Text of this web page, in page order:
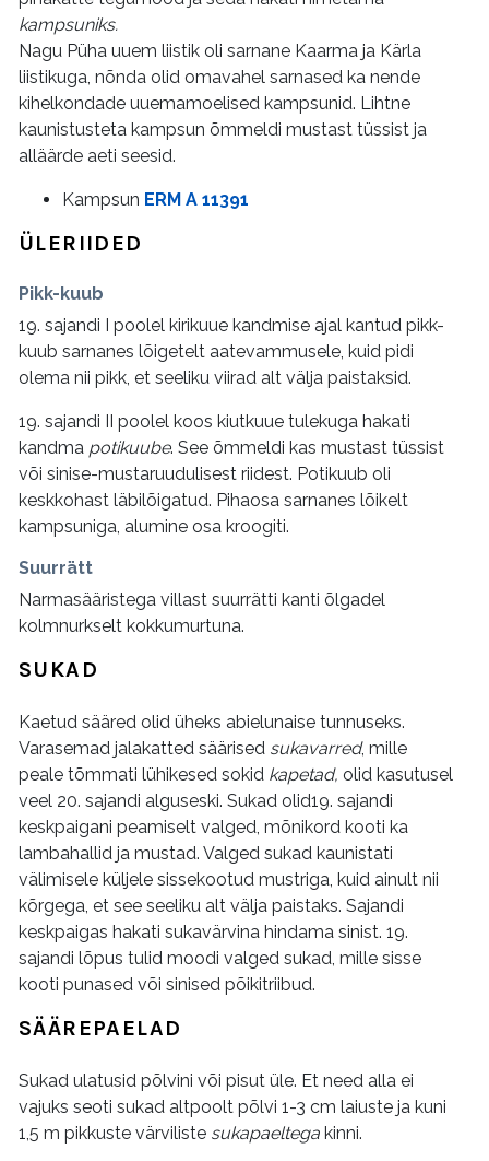
kampsuniks.
Nagu Püha uuem liistik oli sarnane Kaarma ja Kärla
liistikuga, nõnda olid omavahel sarnased ka nende
kihelkondade uuemamoelised kampsunid. Lihtne
kaunistusteta kampsun õmmeldi mustast tüssist ja
alläärde aeti seesid.
Kampsun ERM A 11391
ÜLERIIDED
Pikk-kuub
19. sajandi I poolel kirikuue kandmise ajal kantud pikk-
kuub sarnanes lõigetelt aatevammusele, kuid pidi
olema nii pikk, et seeliku viirad alt välja paistaksid.
19. sajandi II poolel koos kiutkuue tulekuga hakati
kandma potikuube. See õmmeldi kas mustast tüssist
või sinise-mustaruudulisest riidest. Potikuub oli
keskkohast läbilõigatud. Pihaosa sarnanes lõikelt
kampsuniga, alumine osa kroogiti.
Suurrätt
Narmasääristega villast suurrätti kanti õlgadel
kolmnurkselt kokkumurtuna.
SUKAD
Kaetud sääred olid üheks abielunaise tunnuseks.
Varasemad jalakatted säärised sukavarred, mille
peale tõmmati lühikesed sokid kapetad, olid kasutusel
veel 20. sajandi alguseski. Sukad olid19. sajandi
keskpaigani peamiselt valged, mõnikord kooti ka
lambahallid ja mustad. Valged sukad kaunistati
välimisele küljele sissekootud mustriga, kuid ainult nii
kõrgega, et see seeliku alt välja paistaks. Sajandi
keskpaigas hakati sukavärvina hindama sinist. 19.
sajandi lõpus tulid moodi valged sukad, mille sisse
kooti punased või sinised põikitriibud.
SÄÄREPAELAD
Sukad ulatusid põlvini või pisut üle. Et need alla ei
vajuks seoti sukad altpoolt põlvi 1-3 cm laiuste ja kuni
1,5 m pikkuste värviliste sukapaeltega kinni.